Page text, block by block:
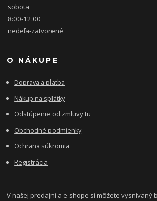
sobota
8:00-12:00
nedeľa-zatvorené
O NÁKUPE
Doprava a platba
Nákup na splátky
Odstúpenie od zmluvy tu
Obchodné podmienky
Ochrana súkromia
Registrácia
V našej predajni a e-shope si môžete vysnívaný